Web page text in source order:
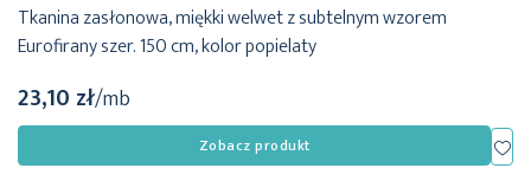
Tkanina zasłonowa, miękki welwet z subtelnym wzorem
Eurofirany szer. 150 cm, kolor popielaty
23,10 zł/mb
Zobacz produkt